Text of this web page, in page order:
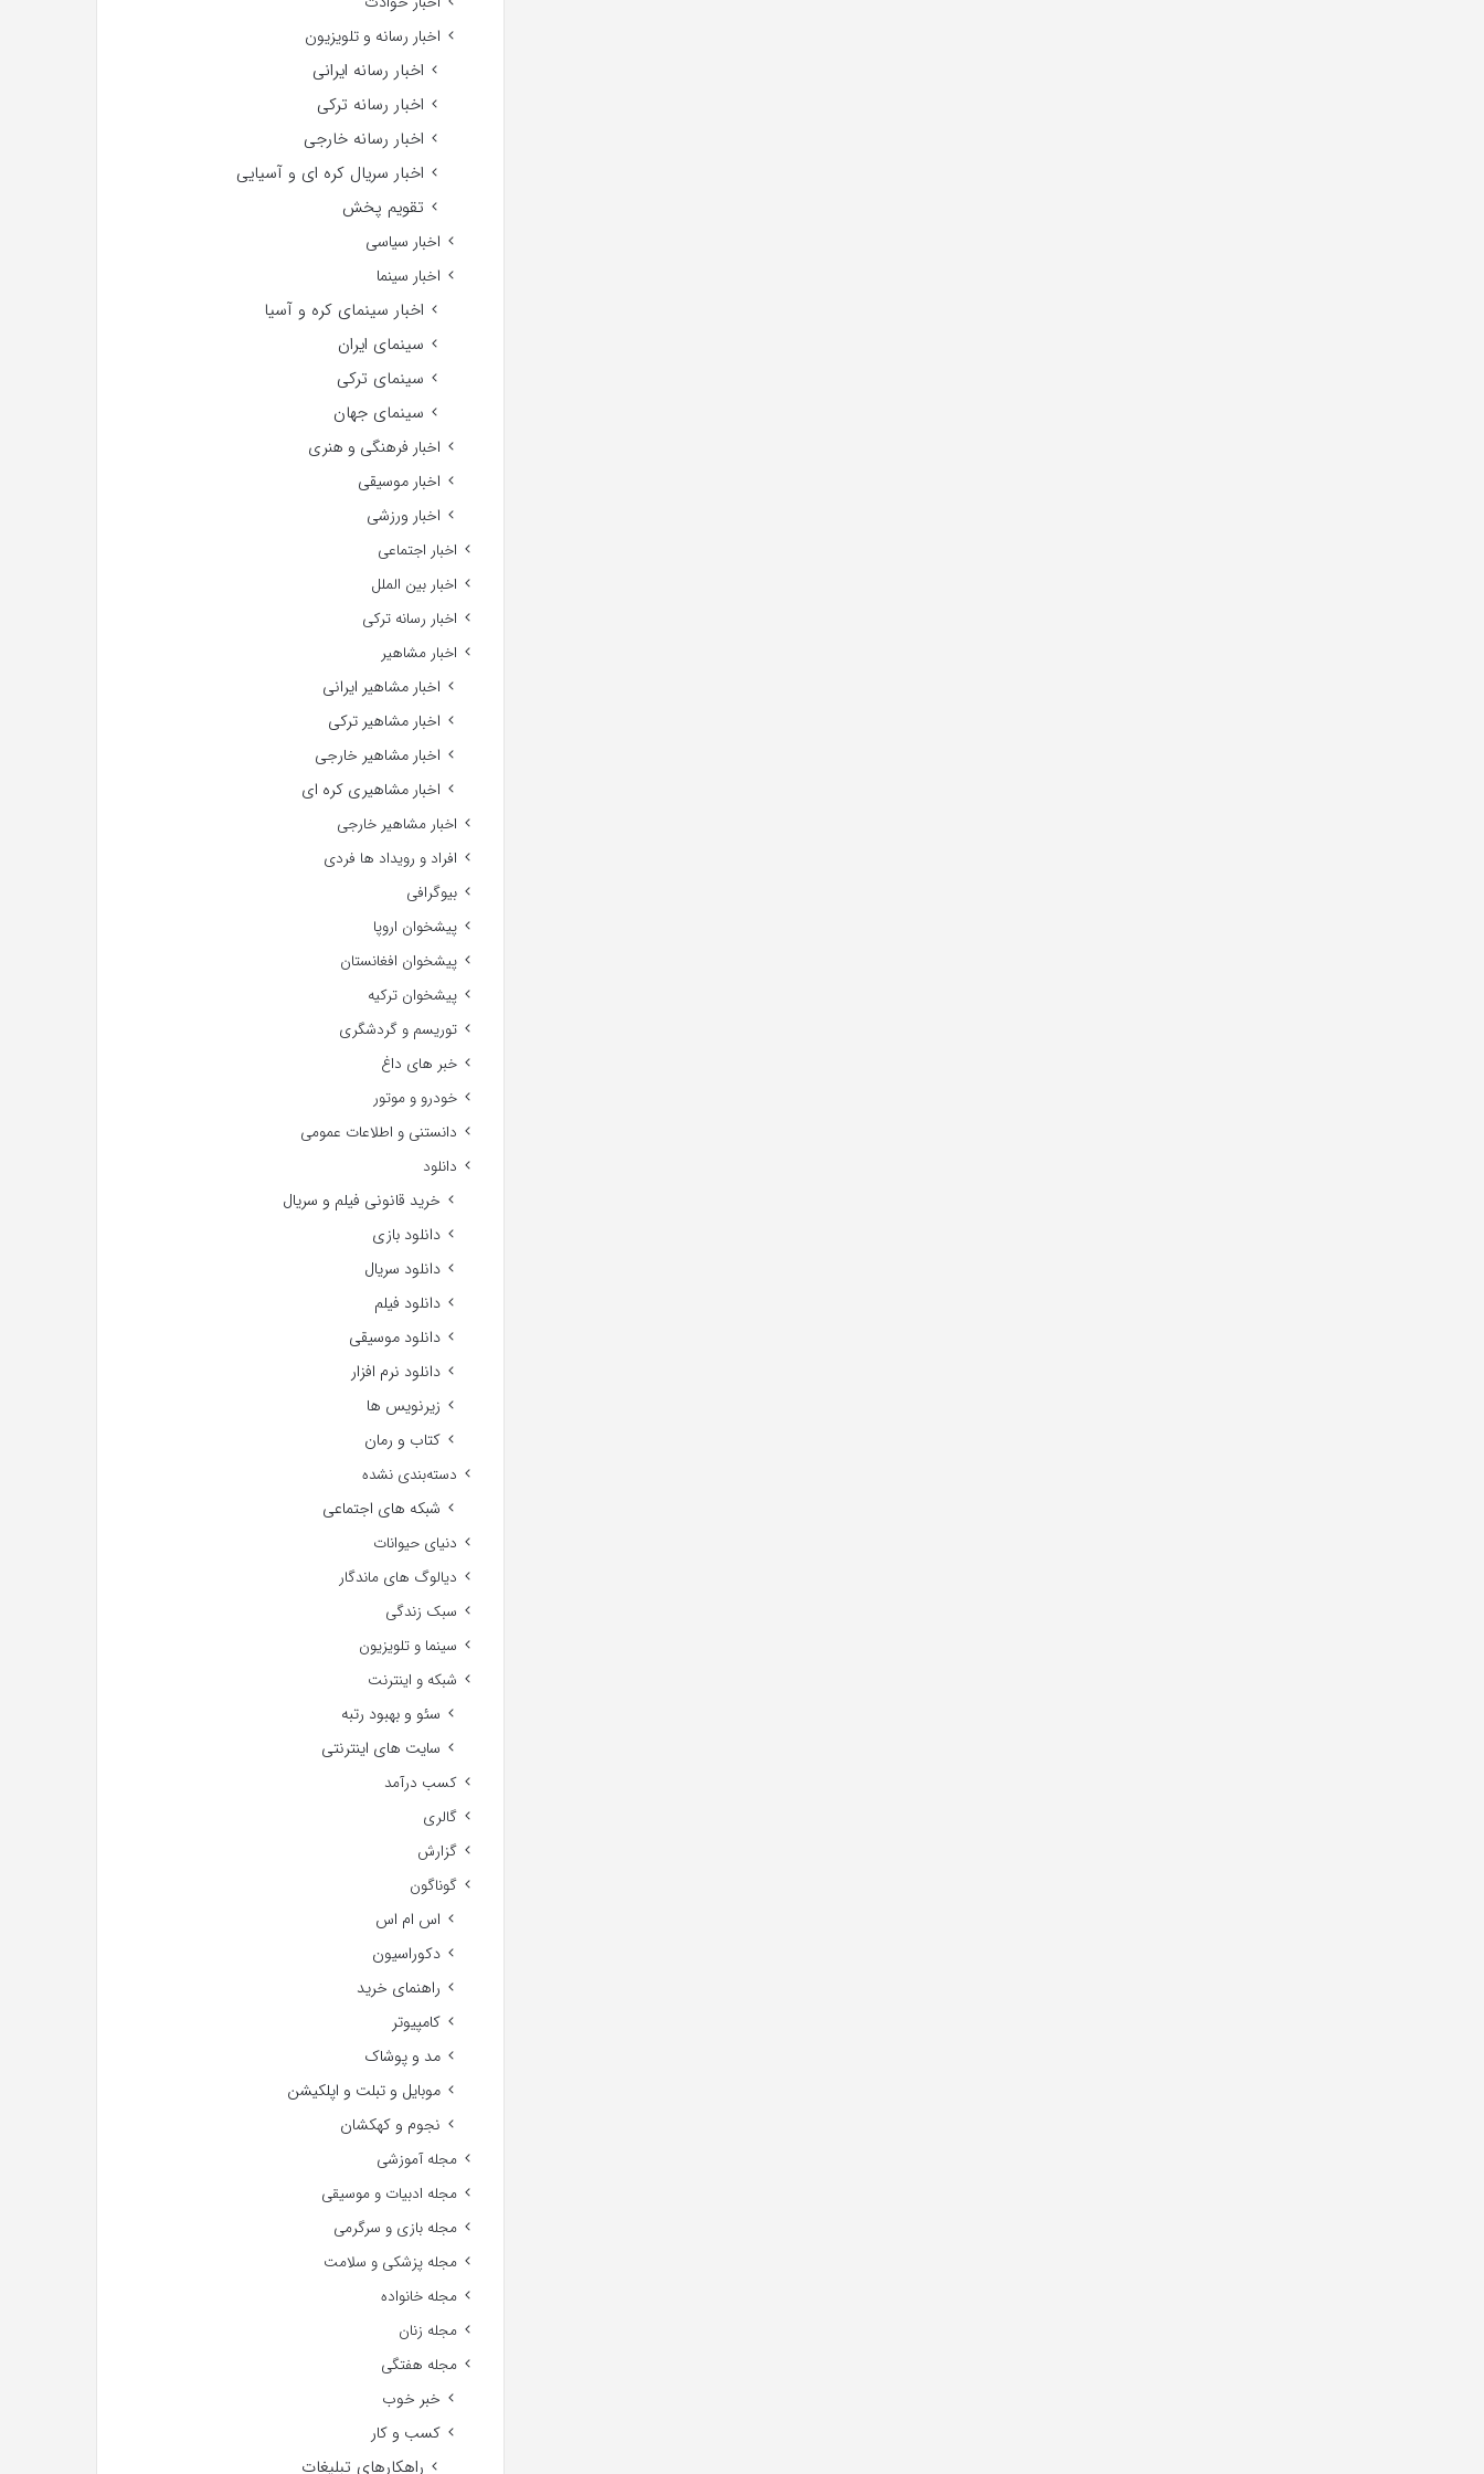
اخبار رسانه و تلویزیون
اخبار رسانه ایرانی
اخبار رسانه ترکی
اخبار رسانه خارجی
اخبار سریال کره ای و آسیایی
تقویم پخش
اخبار سیاسی
اخبار سینما
اخبار سینمای کره و آسیا
سینمای ایران
سینمای ترکی
سینمای جهان
اخبار فرهنگی و هنری
اخبار موسیقی
اخبار ورزشی
اخبار اجتماعی
اخبار بین الملل
اخبار رسانه ترکی
اخبار مشاهیر
اخبار مشاهیر ایرانی
اخبار مشاهیر ترکی
اخبار مشاهیر خارجی
اخبار مشاهیری کره ای
اخبار مشاهیر خارجی
افراد و رویداد ها فردی
بیوگرافی
پیشخوان اروپا
پیشخوان افغانستان
پیشخوان ترکیه
توریسم و گردشگری
خبر های داغ
خودرو و موتور
دانستنی و اطلاعات عمومی
دانلود
خرید قانونی فیلم و سریال
دانلود بازی
دانلود سریال
دانلود فیلم
دانلود موسیقی
دانلود نرم افزار
زیرنویس ها
کتاب و رمان
دسته‌بندی نشده
شبکه های اجتماعی
دنیای حیوانات
دیالوگ های ماندگار
سبک زندگی
سینما و تلویزیون
شبکه و اینترنت
سئو و بهبود رتبه
سایت های اینترنتی
کسب درآمد
گالری
گزارش
گوناگون
اس ام اس
دکوراسیون
راهنمای خرید
کامپیوتر
مد و پوشاک
موبایل و تبلت و اپلکیشن
نجوم و کهکشان
مجله آموزشی
مجله ادبیات و موسیقی
مجله بازی و سرگرمی
مجله پزشکی و سلامت
مجله خانواده
مجله زنان
مجله هفتگی
خبر خوب
کسب و کار
راهکارهای تبلیغات